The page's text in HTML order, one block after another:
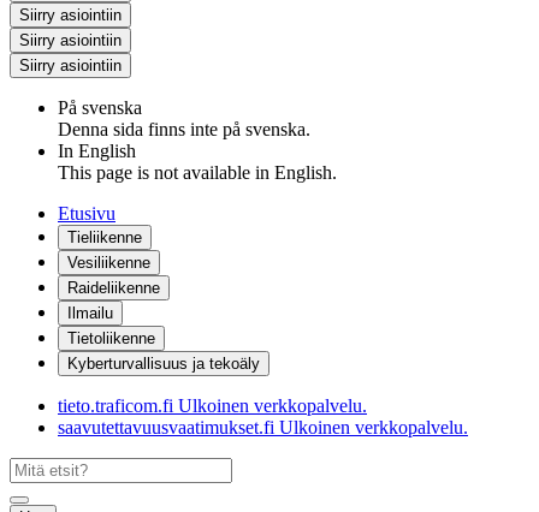
Siirry asiointiin
Siirry asiointiin
Siirry asiointiin
På svenska
Denna sida finns inte på svenska.
In English
This page is not available in English.
Etusivu
Tieliikenne
Vesiliikenne
Raideliikenne
Ilmailu
Tietoliikenne
Kyberturvallisuus ja tekoäly
tieto.traficom.fi Ulkoinen verkkopalvelu.
saavutettavuusvaatimukset.fi Ulkoinen verkkopalvelu.